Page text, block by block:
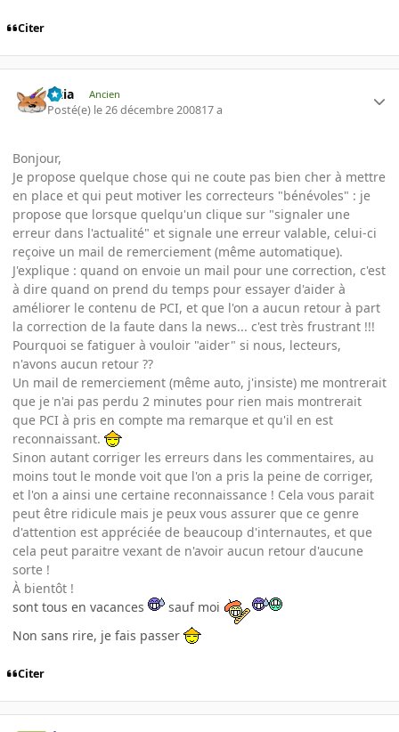
Citer
Titia Ancien
Posté(e) le 26 décembre 200817 a
Bonjour,
Je propose quelque chose qui ne coute pas bien cher à mettre
en place et qui peut motiver les correcteurs "bénévoles" : je
propose que lorsque quelqu'un clique sur "signaler une
erreur dans l'actualité" et signale une erreur valable, celui-ci
reçoive un mail de remerciement (même automatique).
J'explique : quand on envoie un mail pour une correction, c'est
à dire quand on prend du temps pour essayer d'aider à
améliorer le contenu de PCI, et que l'on a aucun retour à part
la correction de la faute dans la news... c'est très frustrant !!!
Pourquoi se fatiguer à vouloir "aider" si nous, lecteurs,
n'avons aucun retour ??
Un mail de remerciement (même auto, j'insiste) me montrerait
que je n'ai pas perdu 2 minutes pour rien mais montrerait
que PCI à pris en compte ma remarque et qu'il en est
reconnaissant.
Sinon autant corriger les erreurs dans les commentaires, au
moins tout le monde voit que l'on a pris la peine de corriger,
et l'on a ainsi une certaine reconnaissance ! Cela vous parait
peut être ridicule mais je peux vous assurer que ce genre
d'attention est appréciée de beaucoup d'internautes, et que
cela peut paraitre vexant de n'avoir aucun retour d'aucune
sorte !
À bientôt !
sont tous en vacances
sauf moi
Non sans rire, je fais passer
Citer